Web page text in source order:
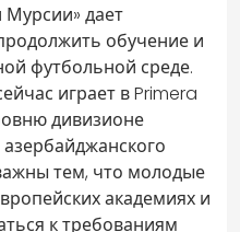
Мурсии» дает
обучение и
футбольной среде.
играет в Primera
дивизионе
тем, что молодые
академиях и
к требованиям